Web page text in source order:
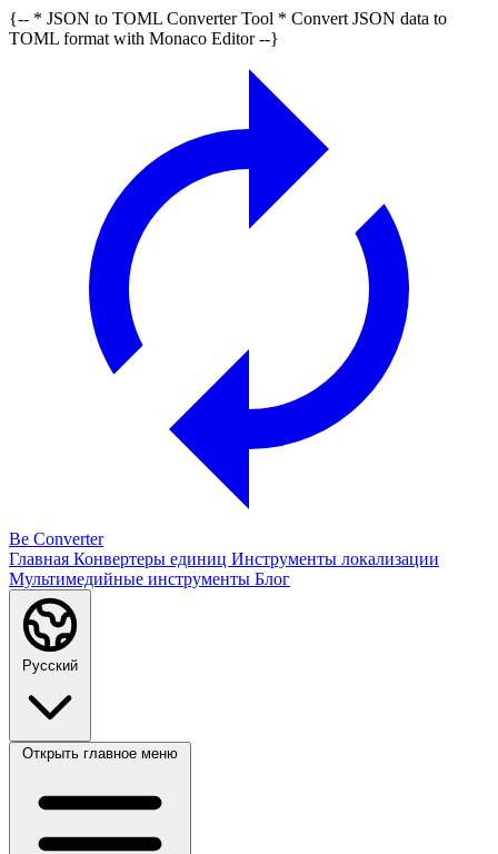
{-- * JSON to TOML Converter Tool * Convert JSON data to
TOML format with Monaco Editor --}
Be Converter
Главная Конвертеры единиц Инструменты локализации
Мультимедийные инструменты Блог
Русский
Открыть главное меню